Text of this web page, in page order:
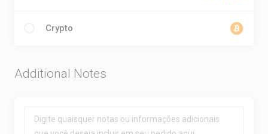
Crypto
Additional Notes